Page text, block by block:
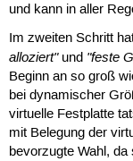
und kann in aller
Im zweiten Schritt
alloziert"und "feste
Beginn an so groß
bei dynamischer
virtuelle Festplatte
mit Belegung der
bevorzugte Wahl,